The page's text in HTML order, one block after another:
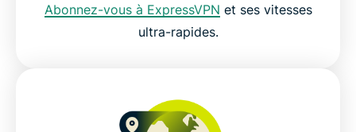
Abonnez-vous à ExpressVPN et ses vitesses
ultra-rapides.